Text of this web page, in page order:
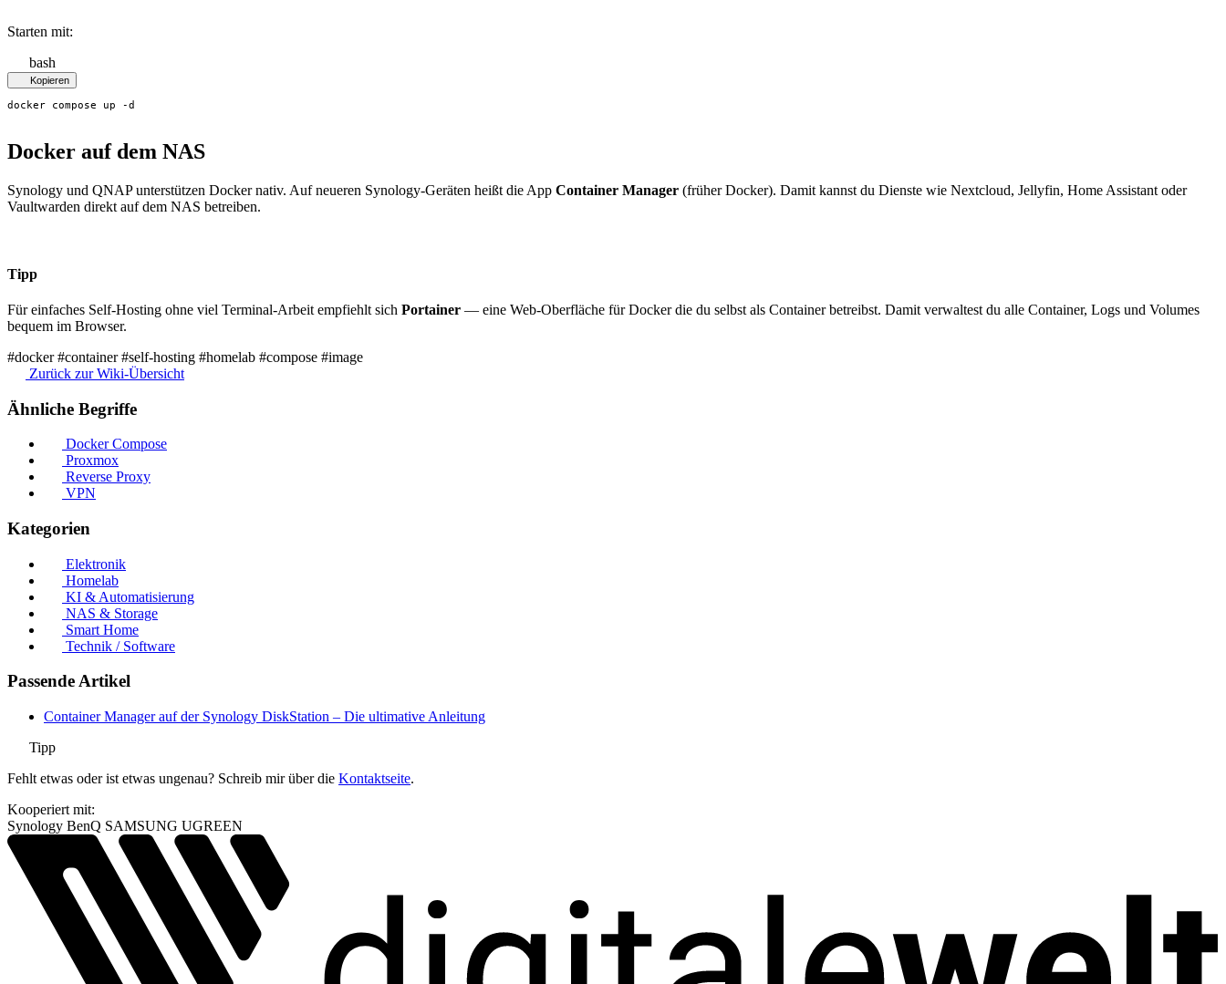
Starten mit:
bash
Kopieren
docker compose up -d
Docker auf dem NAS
Synology und QNAP unterstützen Docker nativ. Auf neueren Synology-Geräten heißt die App Container Manager (früher Docker). Damit kannst du Dienste wie Nextcloud, Jellyfin, Home Assistant oder
Vaultwarden direkt auf dem NAS betreiben.
Tipp
Für einfaches Self-Hosting ohne viel Terminal-Arbeit empfiehlt sich Portainer — eine Web-Oberfläche für Docker die du selbst als Container betreibst. Damit verwaltest du alle Container, Logs und Volumes
bequem im Browser.
#docker#container#self-hosting #homelab #compose #image
Zurück zur Wiki-Übersicht
Ähnliche Begriffe
Docker Compose
Proxmox
Reverse Proxy
VPN
Kategorien
Elektronik
Homelab
KI & Automatisierung
NAS & Storage
Smart Home
Technik / Software
Passende Artikel
Container Manager auf der Synology DiskStation – Die ultimative Anleitung
Tipp
Fehlt etwas oder ist etwas ungenau? Schreib mir über die Kontaktseite.
Kooperiert mit:
Synology BenQ SAMSUNG UGREEN